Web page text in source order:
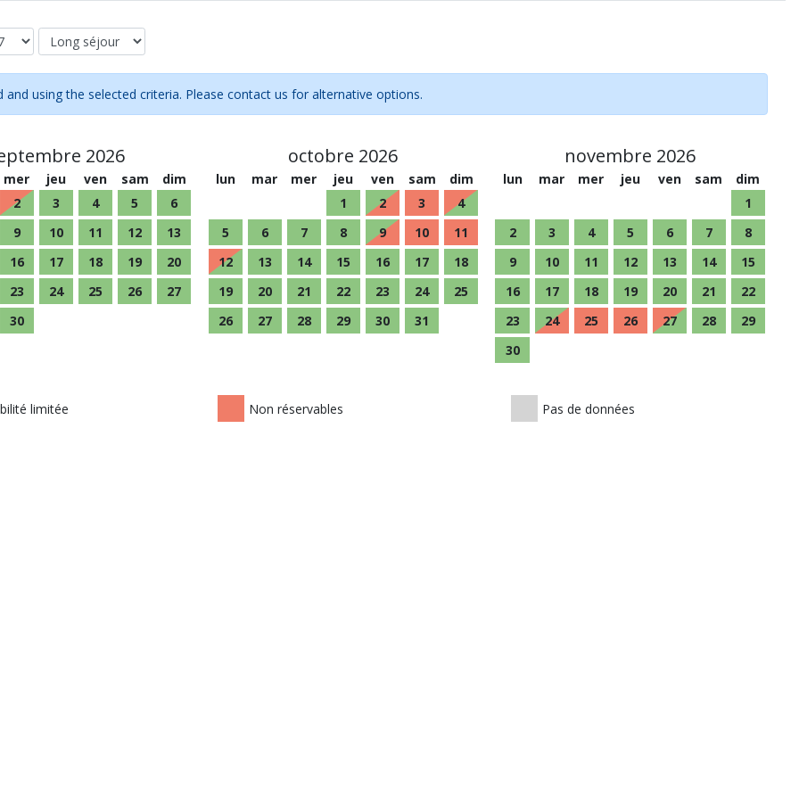
using the selected criteria. Please contact us for alternative options.
2026
mer jeu ven sam
dim
2 3 4 5
6
9 10 11 12
13
16 17 18 19
20
23 24 25 26
27
30
octobre 2026
lun mar mer jeu ven sam
dim
1
2 3
4
5
6 7 8 9 10
11
12
13 14 15 16 17
18
19
20 21 22 23 24
25
26
27 28 29 30 31
novembre 2026
lun mar mer jeu ven sam
dim
1
2
3 4 5 6 7
8
9
10 11 12 13 14
15
16
17 18 19 20 21
22
23
24 25 26 27 28
29
30
limitée Non réservables Pas de données